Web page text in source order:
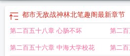
市无敌战神林北最新更新章节
都市无敌战神更
阁最新章节
读都市无敌战神林北境界划分 都市无敌战神
市无敌战神林北最新章节 都市无敌战神林北最
都市无敌战神林北笔趣阁最新章节
第二百五十八章 心肠不坏 第二
第二百五十六章 中海大学校花 第二